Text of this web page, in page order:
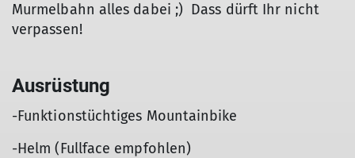
Murmelbahn alles dabei ;) Dass dürft Ihr nicht
verpassen!
Ausrüstung
-Funktionstüchtiges Mountainbike
-Helm (Fullface empfohlen)